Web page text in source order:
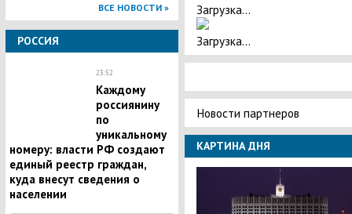
ВСЕ НОВОСТИ »
РОССИЯ
23:52
Каждому
россиянину
по
уникальному
номеру: власти РФ создают
единый реестр граждан,
куда внесут сведения о
населении
Загрузка...
Загрузка...
Новости партнеров
КАРТИНА ДНЯ